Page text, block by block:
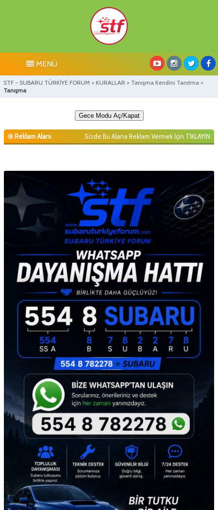
MENÜ
STF - SUBARU TÜRKİYE FORUM > KURALLAR > Tanışma Kendini Tanıtma >
Tanışma
Gece Modu Aç/Kapat
Reklam Alanı Sizde Bu Alana Reklam Vermek İçin TIKLAYIN